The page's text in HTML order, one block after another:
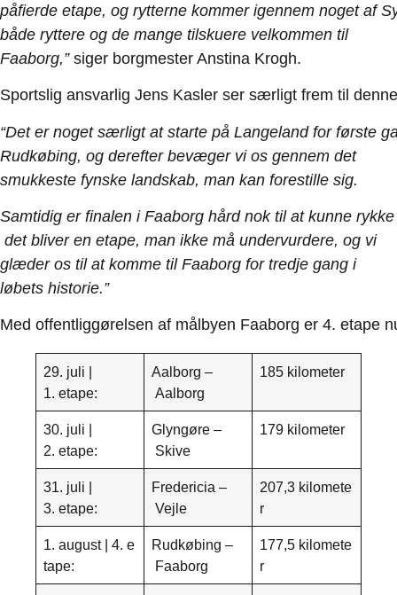
påfierde etape, og rytterne kommer igennem noget af
både ryttere og de mange tilskuere velkommen til
Faaborg,” siger borgmester Anstina Krogh.
Sportslig ansvarlig Jens Kasler ser særligt frem til
“Det er noget særligt at starte på Langeland for første
Rudkøbing, og derefter bevæger vi os gennem det
smukkeste fynske landskab, man kan forestille sig.
Samtidig er finalen i Faaborg hård nok til at kunne rykke
det bliver en etape, man ikke må undervurdere, og vi
glæder os til at komme til Faaborg for tredje gang i
løbets historie.”
Med offentliggørelsen af målbyen Faaborg er 4. etape
29. juli |
1. etape:
Aalborg –
Aalborg
185 kilometer
30. juli |
2. etape:
Glyngøre –
Skive
179 kilometer
31. juli |
3. etape:
Fredericia –
Vejle
207,3 kilomete
r
1. august | 4. e
tape:
Rudkøbing –
Faaborg
177,5 kilomete
r